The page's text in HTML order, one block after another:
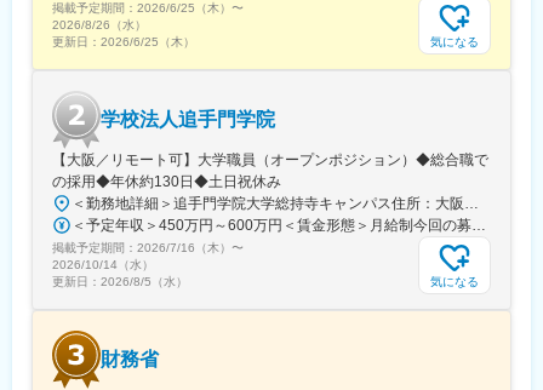
◇地域探究カリキュラムについて
大槌高校では、地域探究カリキュラムとして「三陸みらい探究」
間、年間35週の授業を通して、生徒たちは自分のテーマを設定
し、大槌町や三陸地域の多様な大人と対話しながら課題を計画・
実践します。
※生徒たちのプロジェクト一例
・町内で廃棄されているピーマンを活用したお菓子を試作し、地
域の新たな特産品としてカフェなどでの提供ができるよう取り組
んだ。
・東日本大震災津波で亡くなった人々の要因分析や社会心理学理
変更の範囲：会社の定める業務
掲載予定期間： 2026/6/25（木） 〜
2026/8/26（水）
更新日： 2026/6/25（木） 気になる
学校法人追手門学院
【大阪／リモート可】大学職員（オープンポジション）◆総合職で
の採用◆年休約130日◆土日祝休み
＜勤務地詳細＞追手門学院大学総持寺キャンパス住所：大阪府茨木市太田東芝町1-1 受動喫煙対策：屋内全面禁煙変更の範囲：会社の定める事業所
＜予定年収＞450万円～600万円＜賃金形態＞月給制今回の募集における初年度の最低保証額です。経験年数によって決定します。＜賃金内訳＞月額（基本給）：262,900円～328,700円＜月給＞262,900円～328,700円＜昇給有無＞有＜残業手当＞有＜給与補足＞年収は賞与込(※残業代は含まれていません。)賞与は今年度実績で年間5ヶ月分支給されています。賃金はあくまでも目安の金額であり、選考を通じて上下する可能性があります。月給(月額)は固定手当を含めた表記です。
掲載予定期間： 2026/7/16（木） 〜
2026/10/14（水）
更新日： 2026/8/5（水） 気になる
財務省